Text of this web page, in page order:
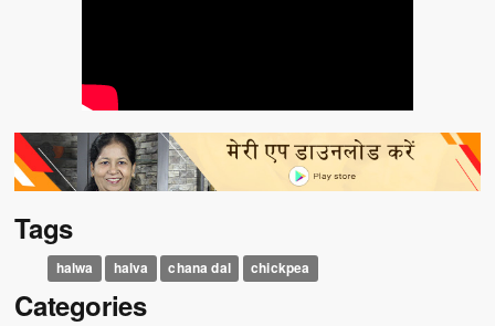
Tags
halwa halva chana dal chickpea
Categories